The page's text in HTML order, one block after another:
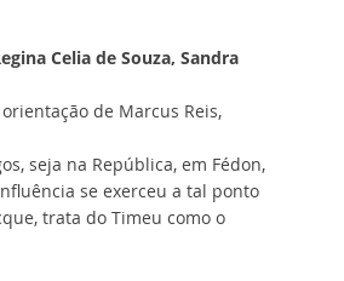
Celia de Souza, Sandra
de Marcus Reis,
seja na República, em Fédon,
se exerceu a tal ponto
trata do Timeu como o